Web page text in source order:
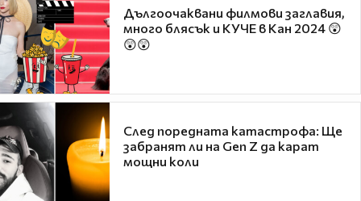
Дългоочаквани филмови заглавия,
много блясък и КУЧЕ в Кан 2024 😲
😲😲
След поредната катастрофа: Ще
забранят ли на Gen Z да карат
мощни коли